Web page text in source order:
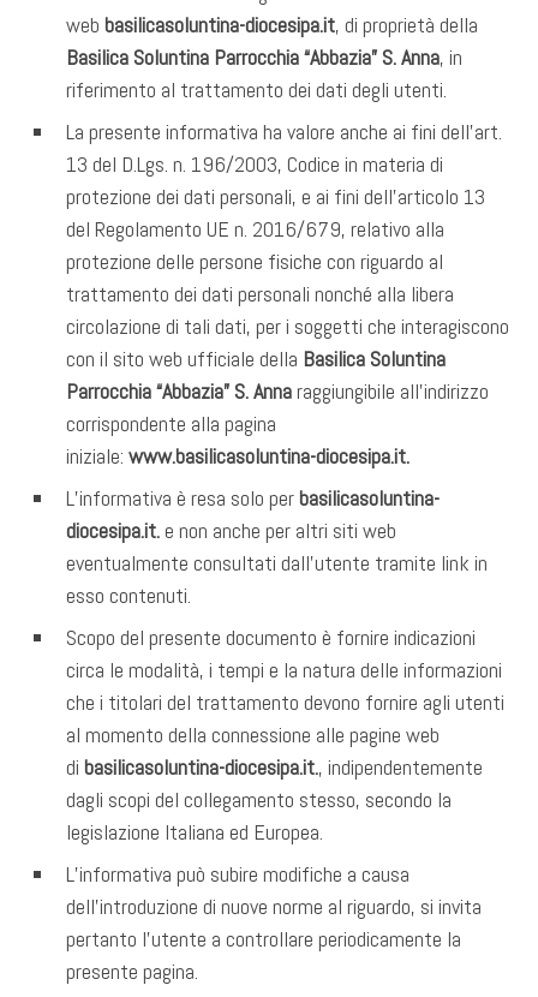
web basilicasoluntina-diocesipa.it, di proprietà della
Basilica Soluntina Parrocchia “Abbazia” S. Anna, in
riferimento al trattamento dei dati degli utenti.
La presente informativa ha valore anche ai fini dell’art.
13 del D.Lgs. n. 196/2003, Codice in materia di
protezione dei dati personali, e ai fini dell’articolo 13
del Regolamento UE n. 2016/679, relativo alla
protezione delle persone fisiche con riguardo al
trattamento dei dati personali nonché alla libera
circolazione di tali dati, per i soggetti che interagiscono
con il sito web ufficiale della Basilica Soluntina
Parrocchia “Abbazia” S. Annaraggiungibile all’indirizzo
corrispondente alla pagina
iniziale: www.basilicasoluntina-diocesipa.it.
L’informativa è resa solo perbasilicasoluntina-
diocesipa.it.e non anche per altri siti web
eventualmente consultati dall’utente tramite link in
esso contenuti.
Scopo del presente documento è fornire indicazioni
circa le modalità, i tempi e la natura delle informazioni
che i titolari del trattamento devono fornire agli utenti
al momento della connessione alle pagine web
di basilicasoluntina-diocesipa.it., indipendentemente
dagli scopi del collegamento stesso, secondo la
legislazione Italiana ed Europea.
L’informativa può subire modifiche a causa
dell’introduzione di nuove norme al riguardo, si invita
pertanto l’utente a controllare periodicamente la
presente pagina.